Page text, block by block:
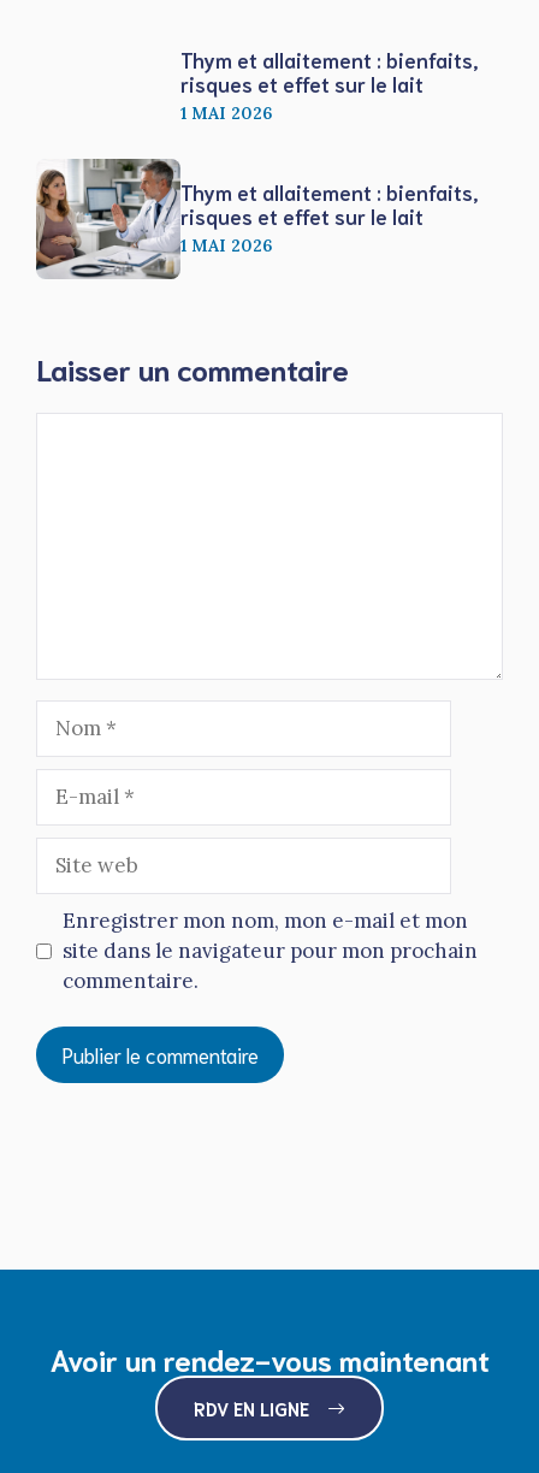
Thym et allaitement : bienfaits,
risques et effet sur le lait
1 MAI 2026
Thym et allaitement : bienfaits,
risques et effet sur le lait
1 MAI 2026
Laisser un commentaire
mail
web
Enregistrer mon nom, mon e-mail et mon
site dans le navigateur pour mon prochain
commentaire.
Avoir un rendez-vous maintenant
RDV EN LIGNE